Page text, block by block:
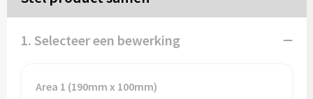
Schoudertassen
1. Selecteer een bewerking
Area 1 (190mm x 100mm)